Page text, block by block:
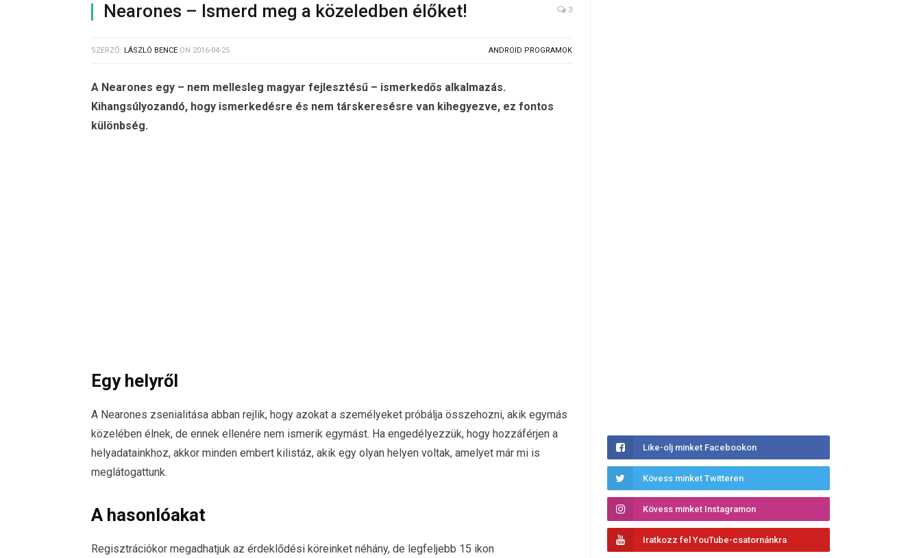
Nearones – Ismerd meg a közeledben élőket! 3
SZERZŐ: LÁSZLÓ BENCE ON 2016-04-25 ANDROID PROGRAMOK
A Nearones egy – nem mellesleg magyar fejlesztésű – ismerkedős alkalmazás.
Kihangsúlyozandó, hogy ismerkedésre és nem társkeresésre van kihegyezve, ez fontos
különbség.
Egy helyről
A Nearones zsenialitása abban rejlik, hogy azokat a személyeket próbálja összehozni, akik egymás
közelében élnek, de ennek ellenére nem ismerik egymást. Ha engedélyezzük, hogy hozzáférjen a
helyadatainkhoz, akkor minden embert kilistáz, akik egy olyan helyen voltak, amelyet már mi is
meglátogattunk.
A hasonlóakat
Regisztrációkor megadhatjuk az érdeklődési köreinket néhány, de legfeljebb 15 ikon
Like-olj minket Facebookon
Kövess minket Twitteren
Kövess minket Instagramon
Iratkozz fel YouTube-csatornánkra